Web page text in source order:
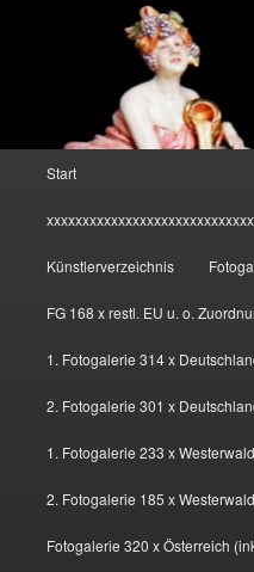
Start
Künstlerverzeichnis
FG 168 x restl. EU u. o.
1. Fotogalerie 314 x
2. Fotogalerie 301 x
1. Fotogalerie 233 x Westerwald
2. Fotogalerie 185 x Westerwald
Fotogalerie 320 x Österreich